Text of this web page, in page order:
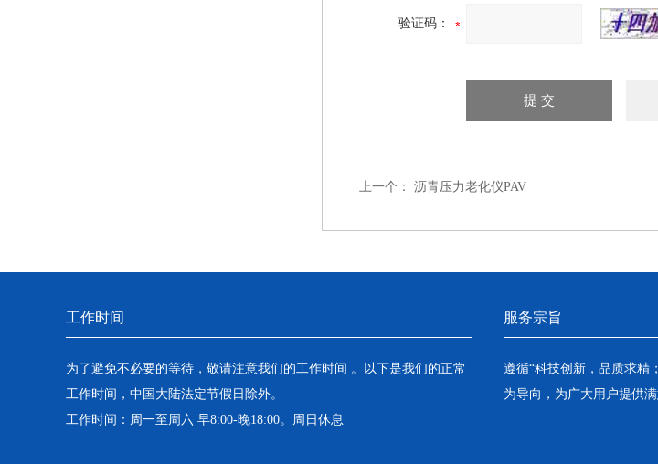
验证码：
上一个： 沥青压力老化仪PAV
工作时间
为了避免不必要的等待，敬请注意我们的工作时间 。以下是我们的正常
工作时间，中国大陆法定节假日除外。
工作时间：周一至周六 早8:00-晚18:00。周日休息
服务宗旨
遵循“科技创新，品质求精
为导向，为广大用户提供满